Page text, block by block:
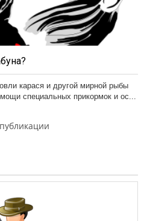
карася и другой мирной рыбы
специальных прикормок и ос...